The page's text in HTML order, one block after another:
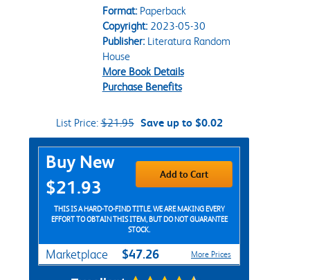
Format:Paperback
Copyright:2023-05-30
Publisher:Literatura Random
House
More Book Details
Purchase Benefits
List Price:$21.95 Save up to $0.02
Purchase Options
Buy New
$21.93
Add to Cart
THIS IS A HARD-TO-FIND TITLE. WE ARE MAKING EVERY
EFFORT TO OBTAIN THIS ITEM, BUT DO NOT GUARANTEE
STOCK.
Marketplace $47.26 More Prices